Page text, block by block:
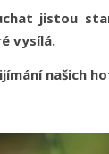
jistou
vysílá.
našich